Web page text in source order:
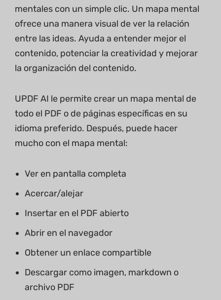
mentales con un simple clic. Un mapa mental
ofrece una manera visual de ver la relación
entre las ideas. Ayuda a entender mejor el
contenido, potenciar la creatividad y mejorar
la organización del contenido.
UPDF AI le permite crear un mapa mental de
todo el PDF o de páginas específicas en su
idioma preferido. Después, puede hacer
mucho con el mapa mental:
Ver en pantalla completa
Acercar/alejar
Insertar en el PDF abierto
Abrir en el navegador
Obtener un enlace compartible
Descargar como imagen, markdown o
archivo PDF